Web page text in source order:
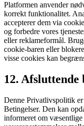
Platformen anvender
korrekt funktionalitet.
accepterer dem via
og forbedre vores
eller reklameformål.
cookie-baren eller
visse cookies kan
12. Afsluttende
Denne Privatlivspolitik
Betingelser. Den kan
informeret om